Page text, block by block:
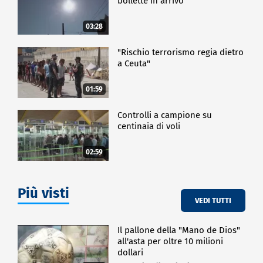
03:28
01:59
"Rischio terrorismo regia dietro
a Ceuta"
02:59
Controlli a campione su
centinaia di voli
Più visti VEDI TUTTI
Il pallone della "Mano de Dios"
all'asta per oltre 10 milioni
dollari